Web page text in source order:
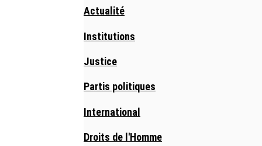
Actualité
Institutions
Justice
Partis politiques
International
Droits de l'Homme